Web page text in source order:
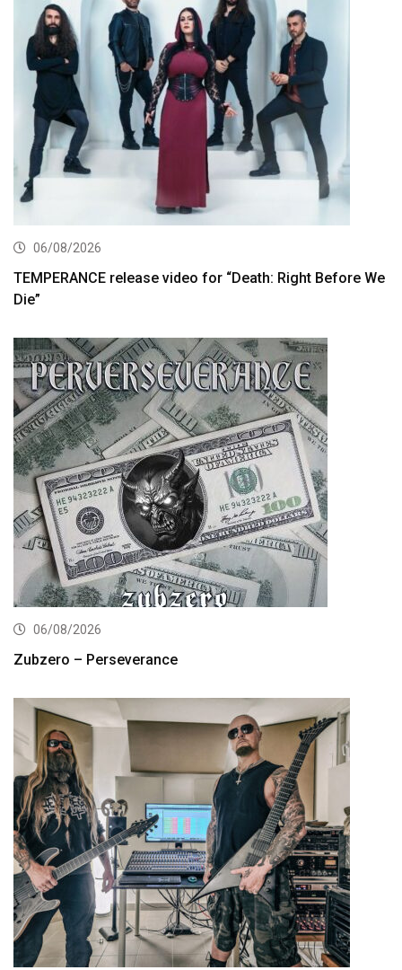
06/08/2026
TEMPERANCE release video for “Death: Right Before We
Die”
06/08/2026
Zubzero – Perseverance